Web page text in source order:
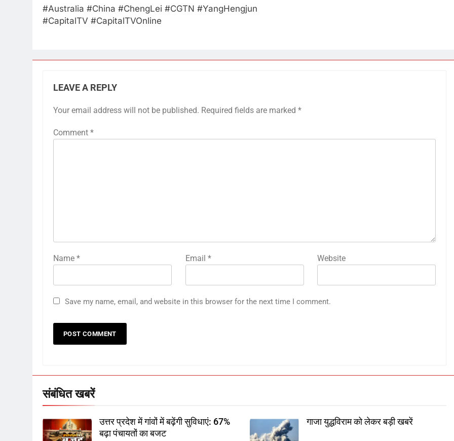
#Australia​ #China​ #ChengLei​ #CGTN​ #YangHengjun​
#CapitalTV​ #CapitalTVOnline
LEAVE A REPLY
Your email address will not be published. Required fields are marked *
Comment *
Name * Email * Website
Save my name, email, and website in this browser for the next time I comment.
संबंधित खबरें
उत्तर प्रदेश में गांवों में बढ़ेंगी सुविधाएं: 67%
बढ़ा पंचायतों का बजट
गाजा युद्धविराम को लेकर बड़ी खबरें